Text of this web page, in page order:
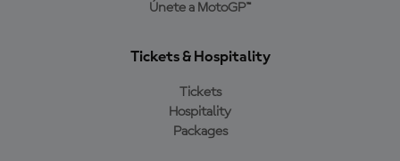
Únete a MotoGP™
Tickets & Hospitality
Tickets
Hospitality
Packages